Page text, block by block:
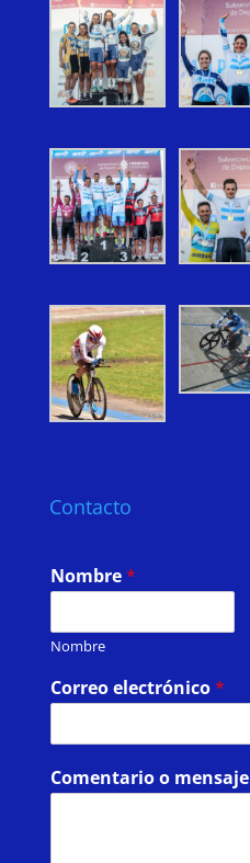
Contacto
Nombre*
Nombre
Correo electrónico*
Comentario o mensaje